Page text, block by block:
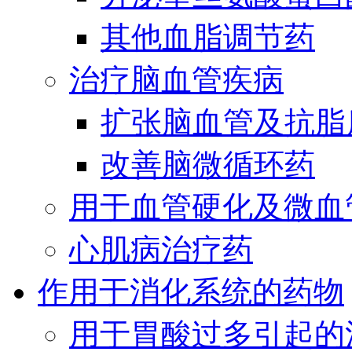
其他血脂调节药
治疗脑血管疾病
扩张脑血管及抗
改善脑微循环药
用于血管硬化及微
心肌病治疗药
作用于消化系统的药物
用于胃酸过多引起